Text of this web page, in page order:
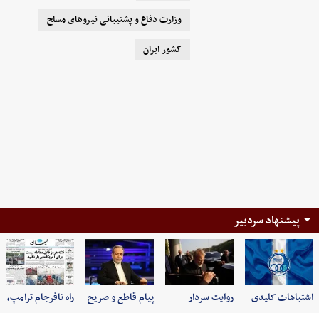
وزارت دفاع و پشتیبانی نیروهای مسلح
کشور ایران
پیشنهاد سردبیر
اشتباهات کلیدی
روایت سردار
پیام قاطع و صریح
راه نافرجام ترامپ،